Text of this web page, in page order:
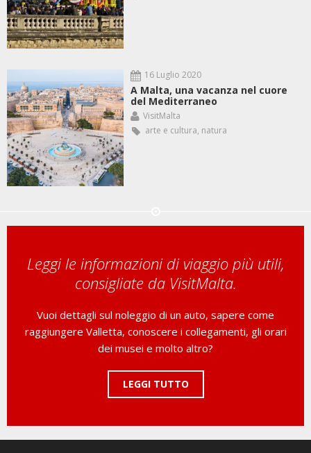
16 Luglio 2020
A Malta, una vacanza nel cuore
del Mediterraneo
VisitMalta
arte e cultura, natura
Leggi le informazioni di viaggio più utili,
consigliate da VisitMalta.
Vuoi dettagli sul noleggio di un auto, sapere come
raggiungere Valletta, conoscere i collegamenti, gli orari
dei musei e molto altro?
LEGGI TUTTO